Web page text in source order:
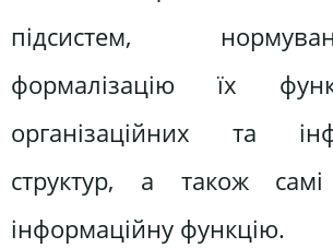
підсистем,
формалізацію їх
організаційних та
структур, а також
інформаційну функцію.